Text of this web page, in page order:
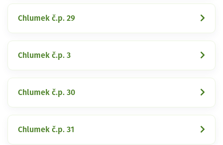
Chlumek č.p. 29
Chlumek č.p. 3
Chlumek č.p. 30
Chlumek č.p. 31